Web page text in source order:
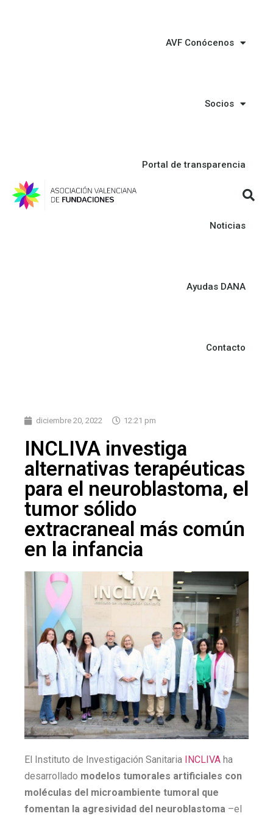
AVF Conócenos
Socios
Portal de transparencia
Noticias
Ayudas DANA
Contacto
diciembre 20, 2022 12:21 pm
INCLIVA investiga
alternativas terapéuticas
para el neuroblastoma, el
tumor sólido
extracraneal más común
en la infancia
El Instituto de Investigación Sanitaria INCLIVA ha
desarrollado modelos tumorales artificiales con
moléculas del microambiente tumoral que
fomentan la agresividad del neuroblastoma –el